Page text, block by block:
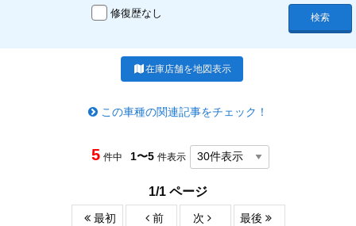
修復歴なし 検索
在庫店舗を地図表示
この車種の関連記事をチェック！
5 件中 1〜5 件表示
1/1 ページ
最初 前 次 最後